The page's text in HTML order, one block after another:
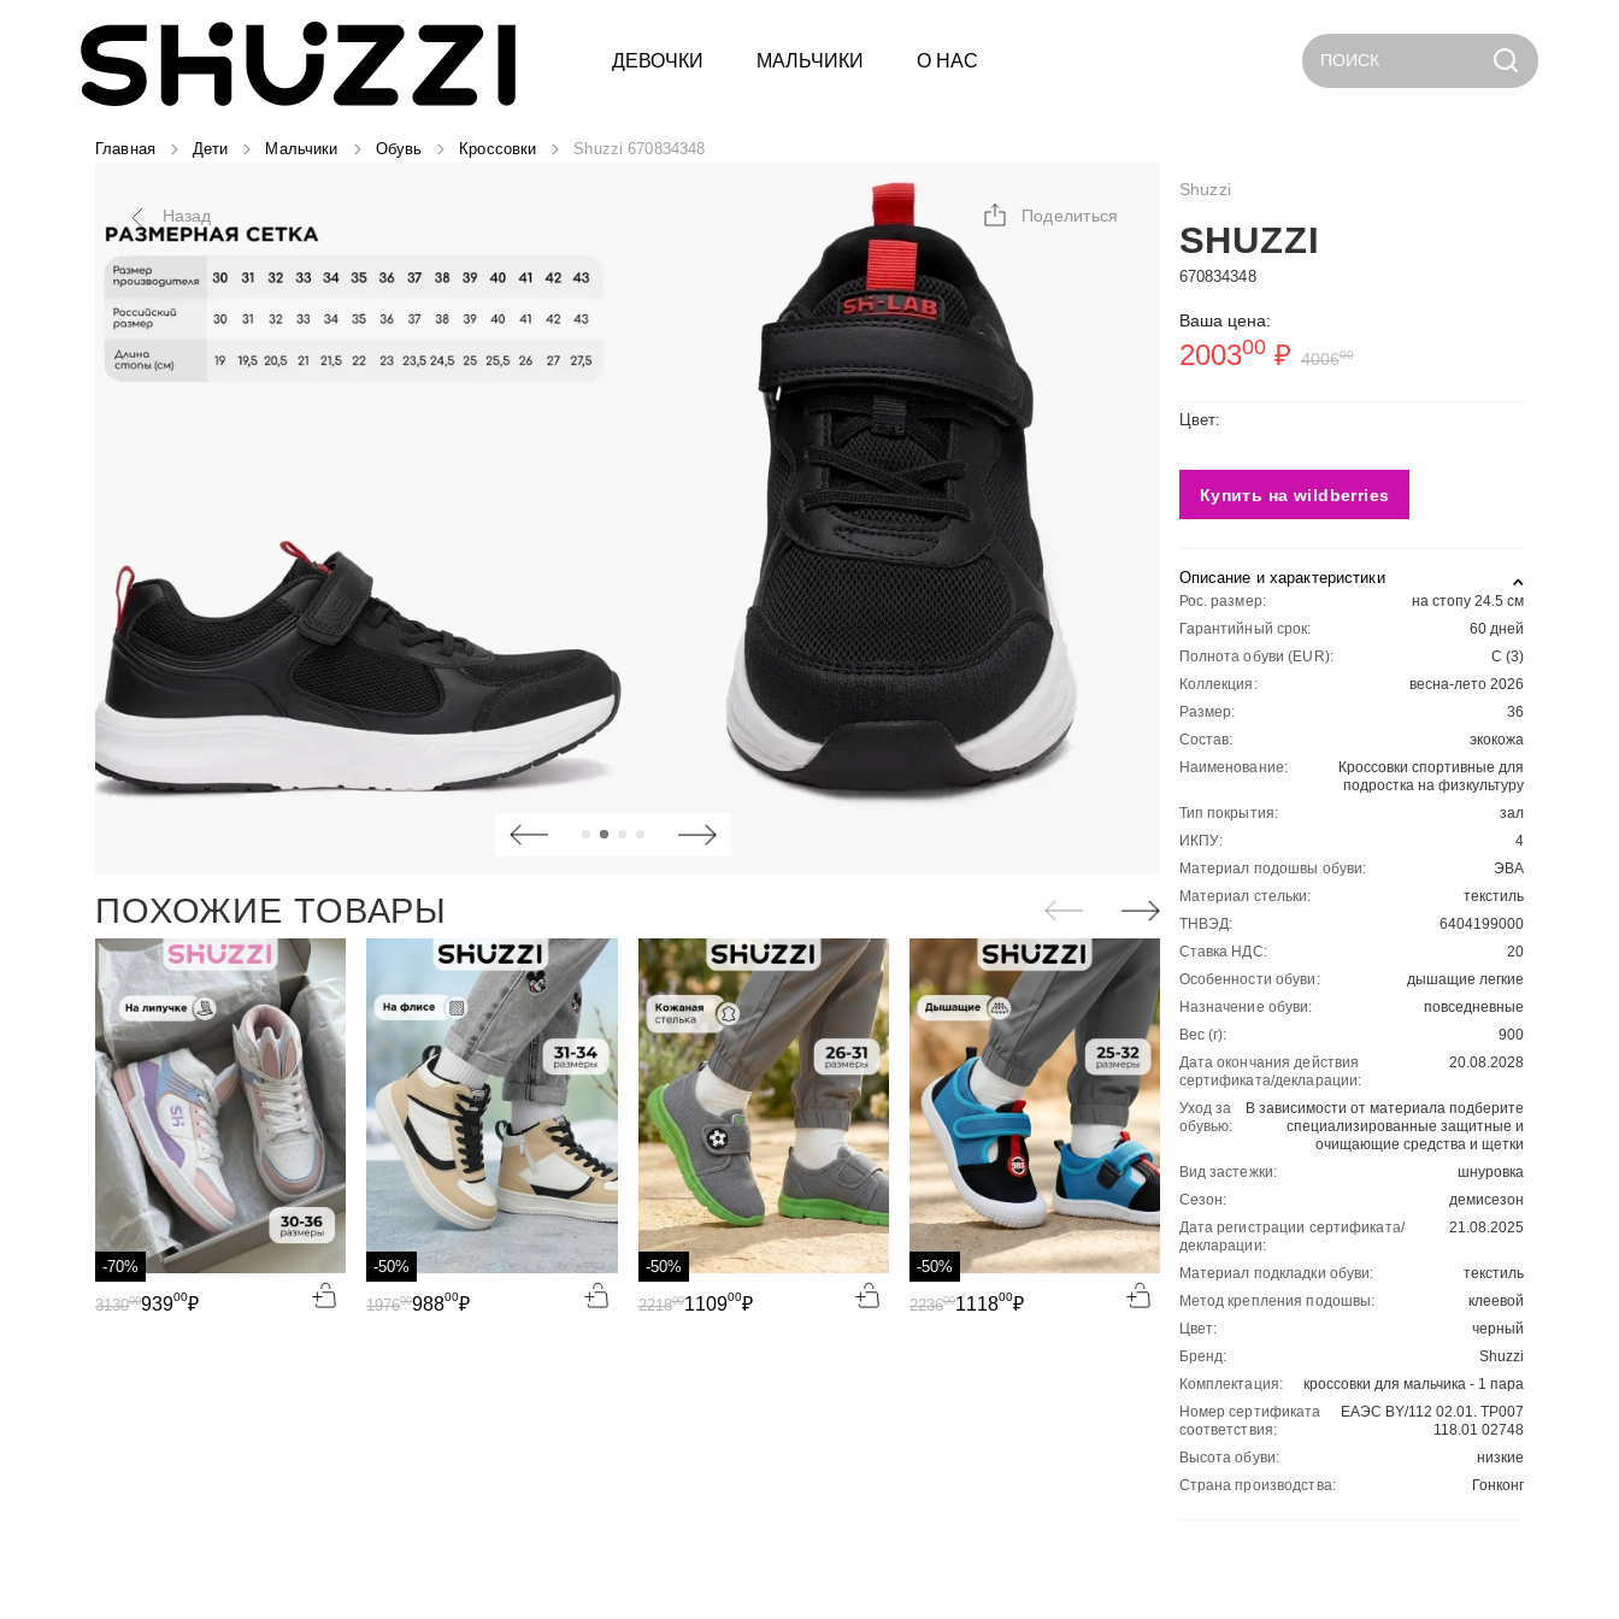
ДЕВОЧКИ МАЛЬЧИКИ О НАС ПОИСК
Главная Дети Мальчики Обувь Кроссовки Shuzzi 670834348
Назад Поделиться
ПОХОЖИЕ ТОВАРЫ
-70%
93900₽
313000
-50%
98800₽
197600
-50%
110900₽
221800
-50%
111800₽
223600
-50%
113000₽
2260 00
-50%
1130
226000
Shuzzi
SHUZZI
670834348
Ваша цена:
200300₽ 400600
Цвет:
Купить на wildberries
Описание и характеристики
Рос. размер:
на стопу 24.5 см
Гарантийный срок:
60 дней
Полнота обуви (EUR):
С (3)
Коллекция:
весна-лето 2026
Размер:
36
Состав:
экокожа
Наименование:
Кроссовки спортивные для
подростка на физкультуру
Тип покрытия:
зал
ИКПУ:
4
Материал подошвы обуви:
ЭВА
Материал стельки:
текстиль
ТНВЭД:
6404199000
Ставка НДС:
20
Особенности обуви:
дышащие легкие
Назначение обуви:
повседневные
Вес (г):
900
Дата окончания действия
сертификата/декларации:
20.08.2028
Уход за
обувью:
В зависимости от материала подберите
специализированные защитные и
очищающие средства и щетки
Вид застежки:
шнуровка
Сезон:
демисезон
Дата регистрации сертификата/
декларации:
21.08.2025
Материал подкладки обуви:
текстиль
Метод крепления подошвы:
клеевой
Цвет:
черный
Бренд:
Shuzzi
Комплектация:
кроссовки для мальчика - 1 пара
Номер сертификата
соответствия:
ЕАЭС BY/112 02.01. ТР007
118.01 02748
Высота обуви:
низкие
Страна производства:
Гонконг